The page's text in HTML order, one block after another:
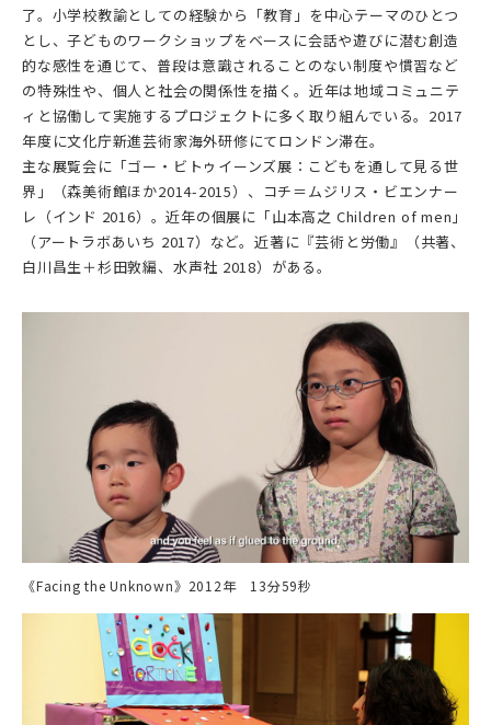
了。小学校教諭としての経験から「教育」を中心テーマのひとつ
とし、子どものワークショップをベースに会話や遊びに潜む創造
的な感性を通じて、普段は意識されることのない制度や慣習など
の特殊性や、個人と社会の関係性を描く。近年は地域コミュニテ
ィと協働して実施するプロジェクトに多く取り組んでいる。2017
年度に文化庁新進芸術家海外研修にてロンドン滞在。
主な展覧会に「ゴー・ビトゥイーンズ展：こどもを通して見る世
界」（森美術館ほか2014-2015）、コチ＝ムジリス・ビエンナー
レ（インド 2016）。近年の個展に「山本高之 Children of men」
（アートラボあいち 2017）など。近著に『芸術と労働』（共著、
白川昌生＋杉田敦編、水声社 2018）がある。
《Facing the Unknown》2012年 13分59秒